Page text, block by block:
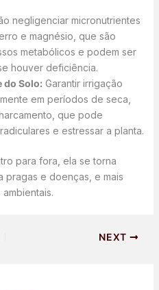
negligenciar micronutrientes
e magnésio, que são
metabólicos e podem ser
houver deficiência.
do Solo:Garantir irrigação
em períodos de seca,
que pode
e estressar a planta.
para fora, ela se torna
pragas e doenças, e mais
NEXT